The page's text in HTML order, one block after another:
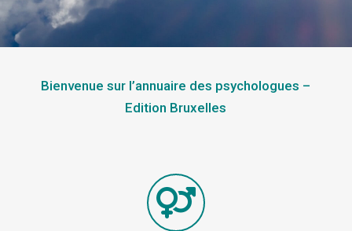
Bienvenue sur l’annuaire des psychologues –
Edition Bruxelles